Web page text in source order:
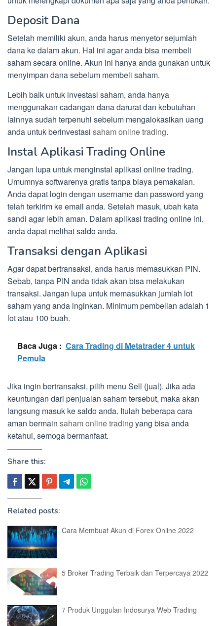
Deposit Dana
Setelah memiliki akun, anda harus menyetor sejumlah
dana ke dalam akun. Hal ini agar anda bisa membeli
saham secara online. Akun ini hanya anda gunakan untuk
menyimpan dana sebelum membeli saham.
Lebih baik untuk investasi saham, anda hanya
menggunakan cadangan dana darurat dan kebutuhan
lainnya sudah terpenuhi sebelum mengalokasikan uang
anda untuk berinvestasi saham online trading.
Instal Aplikasi Trading Online
Jangan lupa untuk menginstal aplikasi online trading.
Umumnya softwarenya gratis tanpa biaya pemakaian.
Anda dapat login dengan username dan password yang
telah terkirim ke email anda. Setelah masuk, ubah kata
sandi agar lebih aman. Dalam aplikasi trading online ini,
anda dapat melihat saldo anda.
Transaksi dengan Aplikasi
Agar dapat bertransaksi, anda harus memasukkan PIN.
Sebab, tanpa PIN anda tidak akan bisa melakukan
transaksi. Jangan lupa untuk memasukkan jumlah lot
saham yang anda inginkan. Minimum pembelian adalah 1
lot atau 100 buah.
Baca Juga : Cara Trading di Metatrader 4 untuk
Pemula
Jika ingin bertransaksi, pilih menu Sell (jual). Jika ada
keuntungan dari penjualan saham tersebut, maka akan
langsung masuk ke saldo anda. Itulah beberapa cara
aman bermain saham online trading yang bisa anda
ketahui, semoga bermanfaat.
Share this:
Related posts:
Cara Membuat Akun di Forex Online 2022
5 Broker Trading Terbaik dan Terpercaya 2022
7 Produk Unggulan Indosurya Web Trading